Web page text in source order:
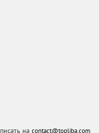
на contact@topliba.com